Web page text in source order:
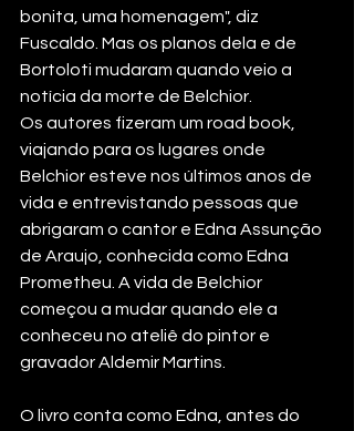
bonita, uma homenagem", diz
Fuscaldo. Mas os planos dela e de
Bortoloti mudaram quando veio a
notícia da morte de Belchior.
Os autores fizeram um road book,
viajando para os lugares onde
Belchior esteve nos últimos anos de
vida e entrevistando pessoas que
abrigaram o cantor e Edna Assunção
de Araujo, conhecida como Edna
Prometheu. A vida de Belchior
começou a mudar quando ele a
conheceu no ateliê do pintor e
gravador Aldemir Martins.
O livro conta como Edna, antes do